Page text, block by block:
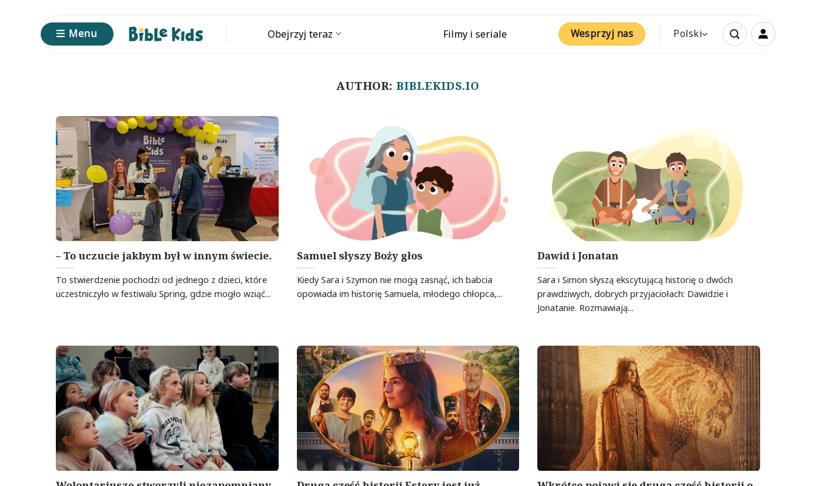
zawartości
Menu Obejrzyj teraz Filmy i seriale Wesprzyj nas Polski
AUTHOR:BIBLEKIDS.IO
– To uczucie jakbym był w innym świecie.
To stwierdzenie pochodzi od jednego z dzieci, które
uczestniczyło w festiwalu Spring, gdzie mogło wziąć...
Samuel słyszy Boży głos
Kiedy Sara i Szymon nie mogą zasnąć, ich babcia
opowiada im historię Samuela, młodego chłopca,...
Dawid i Jonatan
Sara i Simon słyszą ekscytującą historię o dwóch
prawdziwych, dobrych przyjaciołach: Dawidzie i
Jonatanie. Rozmawiają...